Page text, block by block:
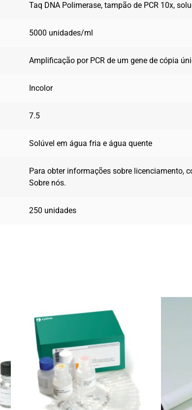
Taq DNA Polimerase, tampão de PCR 10x,
5000 unidades/ml
Amplificação por PCR de um gene de cópia
Incolor
7.5
Solúvel em água fria e água quente
Para obter informações sobre licenciamento,
Sobre nós.
250 unidades